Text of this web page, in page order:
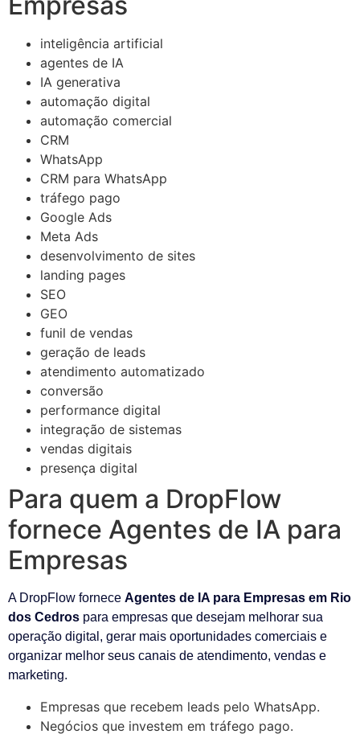
inteligência artificial
agentes de IA
IA generativa
automação digital
automação comercial
CRM
WhatsApp
CRM para WhatsApp
tráfego pago
Google Ads
Meta Ads
desenvolvimento de sites
landing pages
SEO
GEO
funil de vendas
geração de leads
atendimento automatizado
conversão
performance digital
integração de sistemas
vendas digitais
presença digital
Para quem a DropFlow
fornece Agentes de IA para
Empresas
A DropFlow fornece Agentes de IA para Empresas em Rio
dos Cedros para empresas que desejam melhorar sua
operação digital, gerar mais oportunidades comerciais e
organizar melhor seus canais de atendimento, vendas e
marketing.
Empresas que recebem leads pelo WhatsApp.
Negócios que investem em tráfego pago.